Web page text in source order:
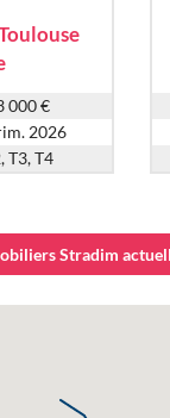
000 €
2026
T3, T4
Stradim